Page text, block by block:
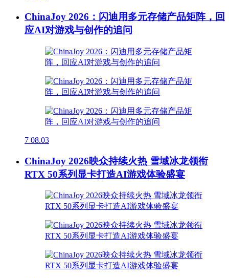
ChinaJoy 2026：闪迪用多元存储产品矩阵，回
应AI对游戏与创作的追问
7 08.03
ChinaJoy 2026映众持续火热 雪域冰龙领衔
RTX 50系列显卡打造AI游戏体验盛宴